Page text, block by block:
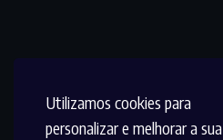
Utilizamos cookies para
personalizar e melhorar a sua